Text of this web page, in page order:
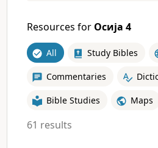
Resources for Осија 4
All Study Bibles
Commentaries
Bible Studies Maps
61 results